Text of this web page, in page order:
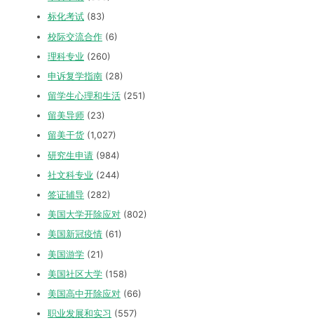
标化考试 (83)
校际交流合作 (6)
理科专业 (260)
申诉复学指南 (28)
留学生心理和生活 (251)
留美导师 (23)
留美干货 (1,027)
研究生申请 (984)
社文科专业 (244)
签证辅导 (282)
美国大学开除应对 (802)
美国新冠疫情 (61)
美国游学 (21)
美国社区大学 (158)
美国高中开除应对 (66)
职业发展和实习 (557)